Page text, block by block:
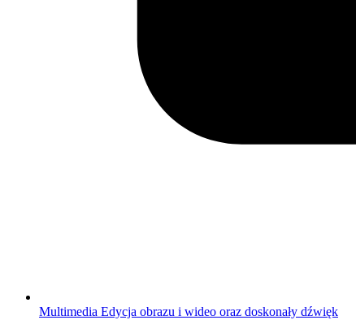
Multimedia Edycja obrazu i wideo oraz doskonały dźwięk